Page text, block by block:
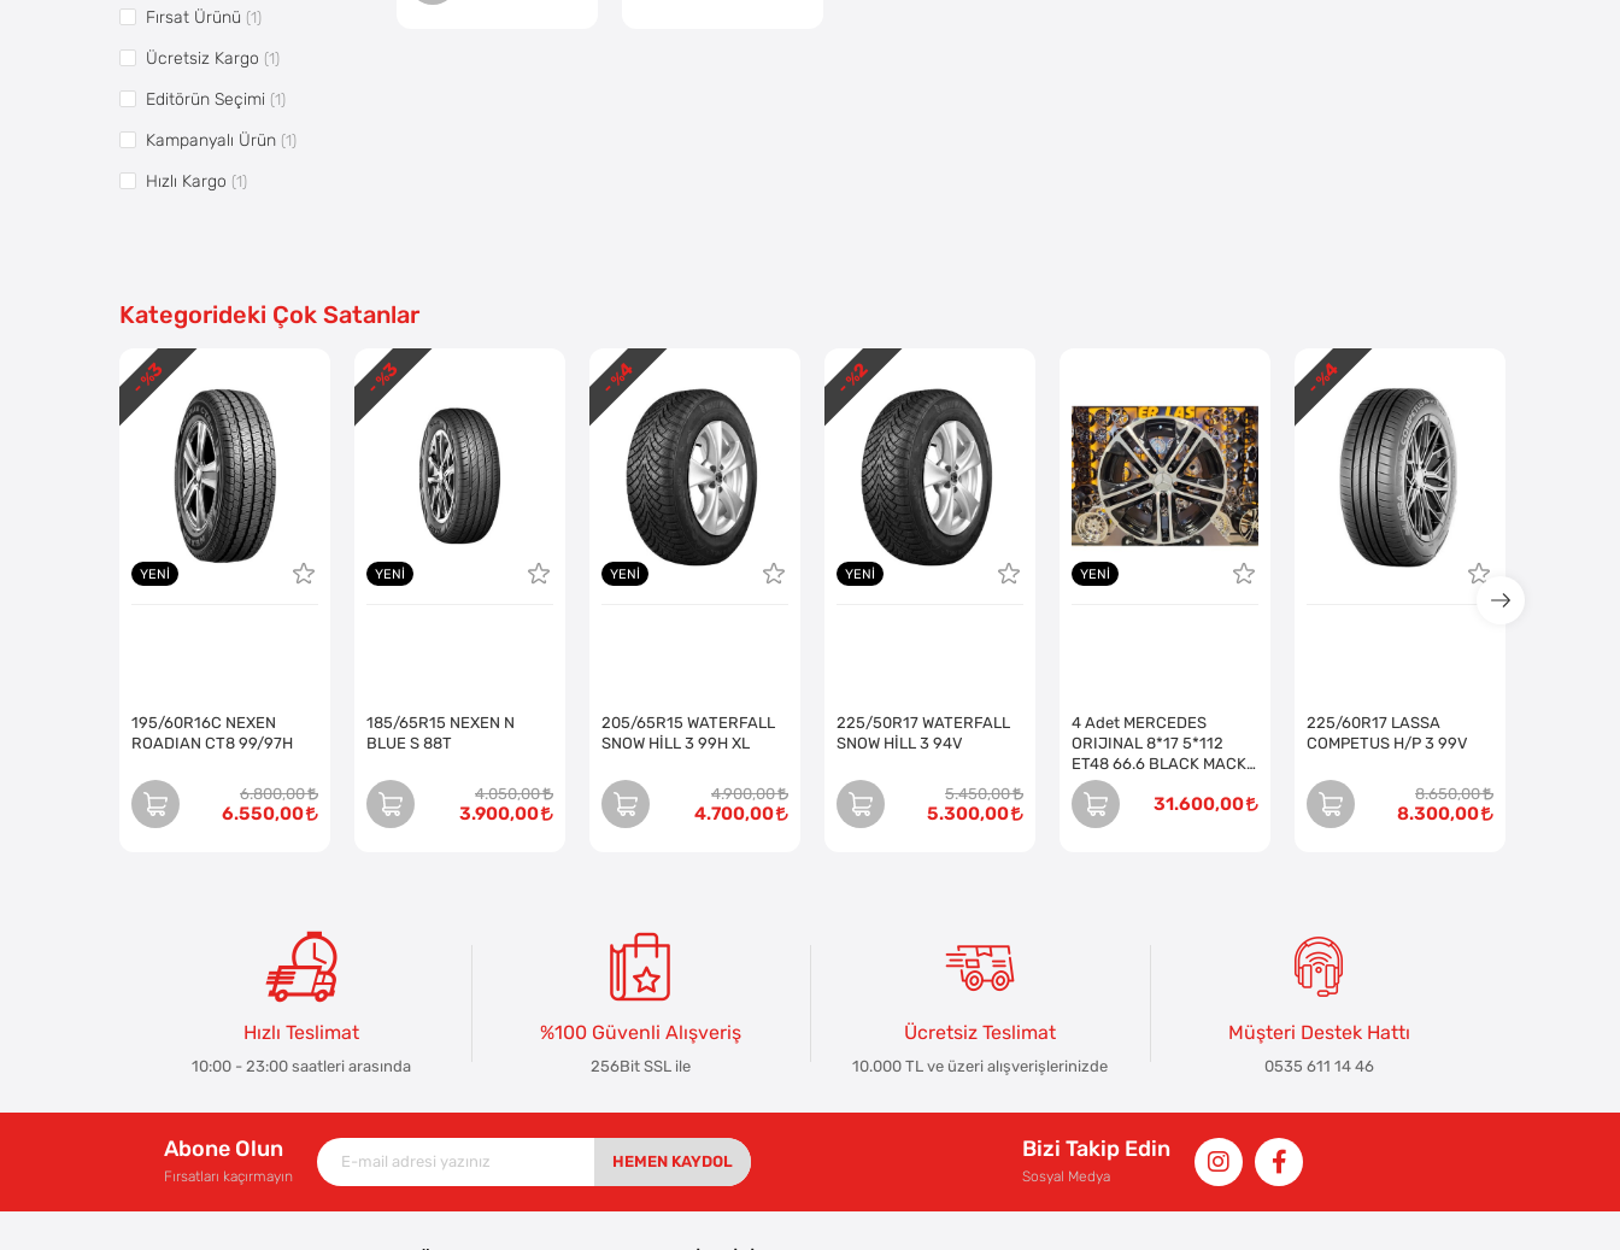
Fırsat Ürünü (1)
Ücretsiz Kargo (1)
Editörün Seçimi (1)
Kampanyalı Ürün (1)
Hızlı Kargo (1)
Kategorideki Çok Satanlar
YENI
195/60R16C NEXEN
ROADIAN CT8 99/97H
6.800,00
6.550,00
- %
3
YENI
185/65R15 NEXEN N
BLUE S 88T
4.050,00
3.900,00
- %
3
YENI
205/65R15 WATERFALL
SNOW HİLL 3 99H XL
4.900,00
4.700,00
- %
4
YENI
225/50R17 WATERFALL
SNOW HİLL 3 94V
5.450,00
5.300,00
- %
2
YENI
4 Adet MERCEDES
ORIJINAL 8*17 5*112
ET48 66.6 BLACK MACK
31.600,00
225/60R17 LASSA
COMPETUS H/P 3 99V
8.650,00
8.300,00
- %
4
Hızlı Teslimat
10:00 - 23:00 saatleri arasında
%100 Güvenli Alışveriş
256Bit SSL ile
Ücretsiz Teslimat
10.000 TL ve üzeri alışverişlerinizde
Müşteri Destek Hattı
0535 611 14 46
Abone Olun
Fırsatları kaçırmayın
HEMEN KAYDOL
Bizi Takip Edin
Sosyal Medya